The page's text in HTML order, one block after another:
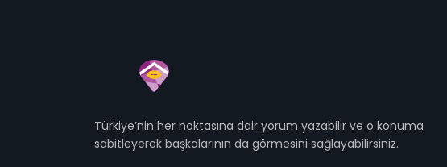
Türkiye’nin her noktasına dair yorum yazabilir ve o konuma
sabitleyerek başkalarının da görmesini sağlayabilirsiniz.